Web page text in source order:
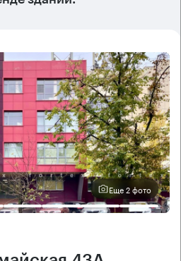
Еще 2 фото